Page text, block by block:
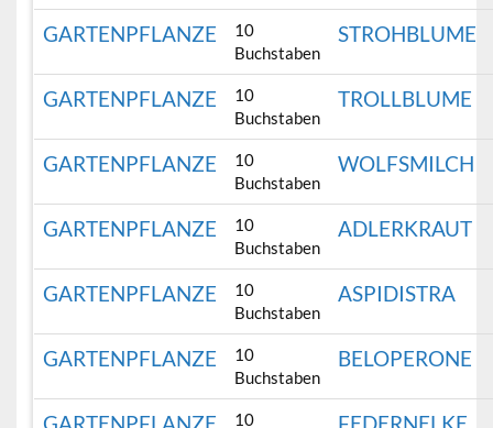
GARTENPFLANZE
10
Buchstaben
STROHBLUME
GARTENPFLANZE
10
Buchstaben
TROLLBLUME
GARTENPFLANZE
10
Buchstaben
WOLFSMILCH
GARTENPFLANZE
10
Buchstaben
ADLERKRAUT
GARTENPFLANZE
10
Buchstaben
ASPIDISTRA
GARTENPFLANZE
10
Buchstaben
BELOPERONE
10